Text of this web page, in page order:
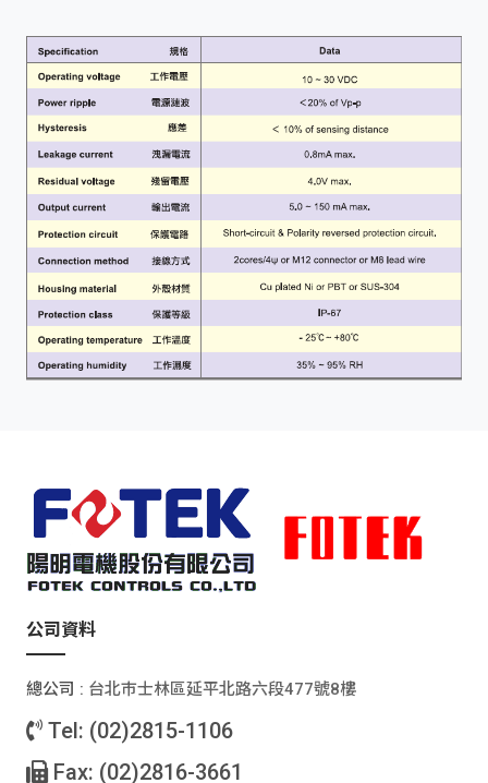
公司資料
總公司 : 台北巿士林區延平北路六段477號8樓
Tel: (02)2815-1106
Fax: (02)2816-3661